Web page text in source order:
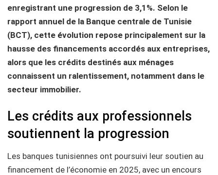
enregistrant une progression de 3,1%. Selon le
rapport annuel de la Banque centrale de Tunisie
(BCT), cette évolution repose principalement sur la
hausse des financements accordés aux entreprises,
alors que les crédits destinés aux ménages
connaissent un ralentissement, notamment dans le
secteur immobilier.
Les crédits aux professionnels
soutiennent la progression
Les banques tunisiennes ont poursuivi leur soutien au
financement de l’économie en 2025, avec un encours